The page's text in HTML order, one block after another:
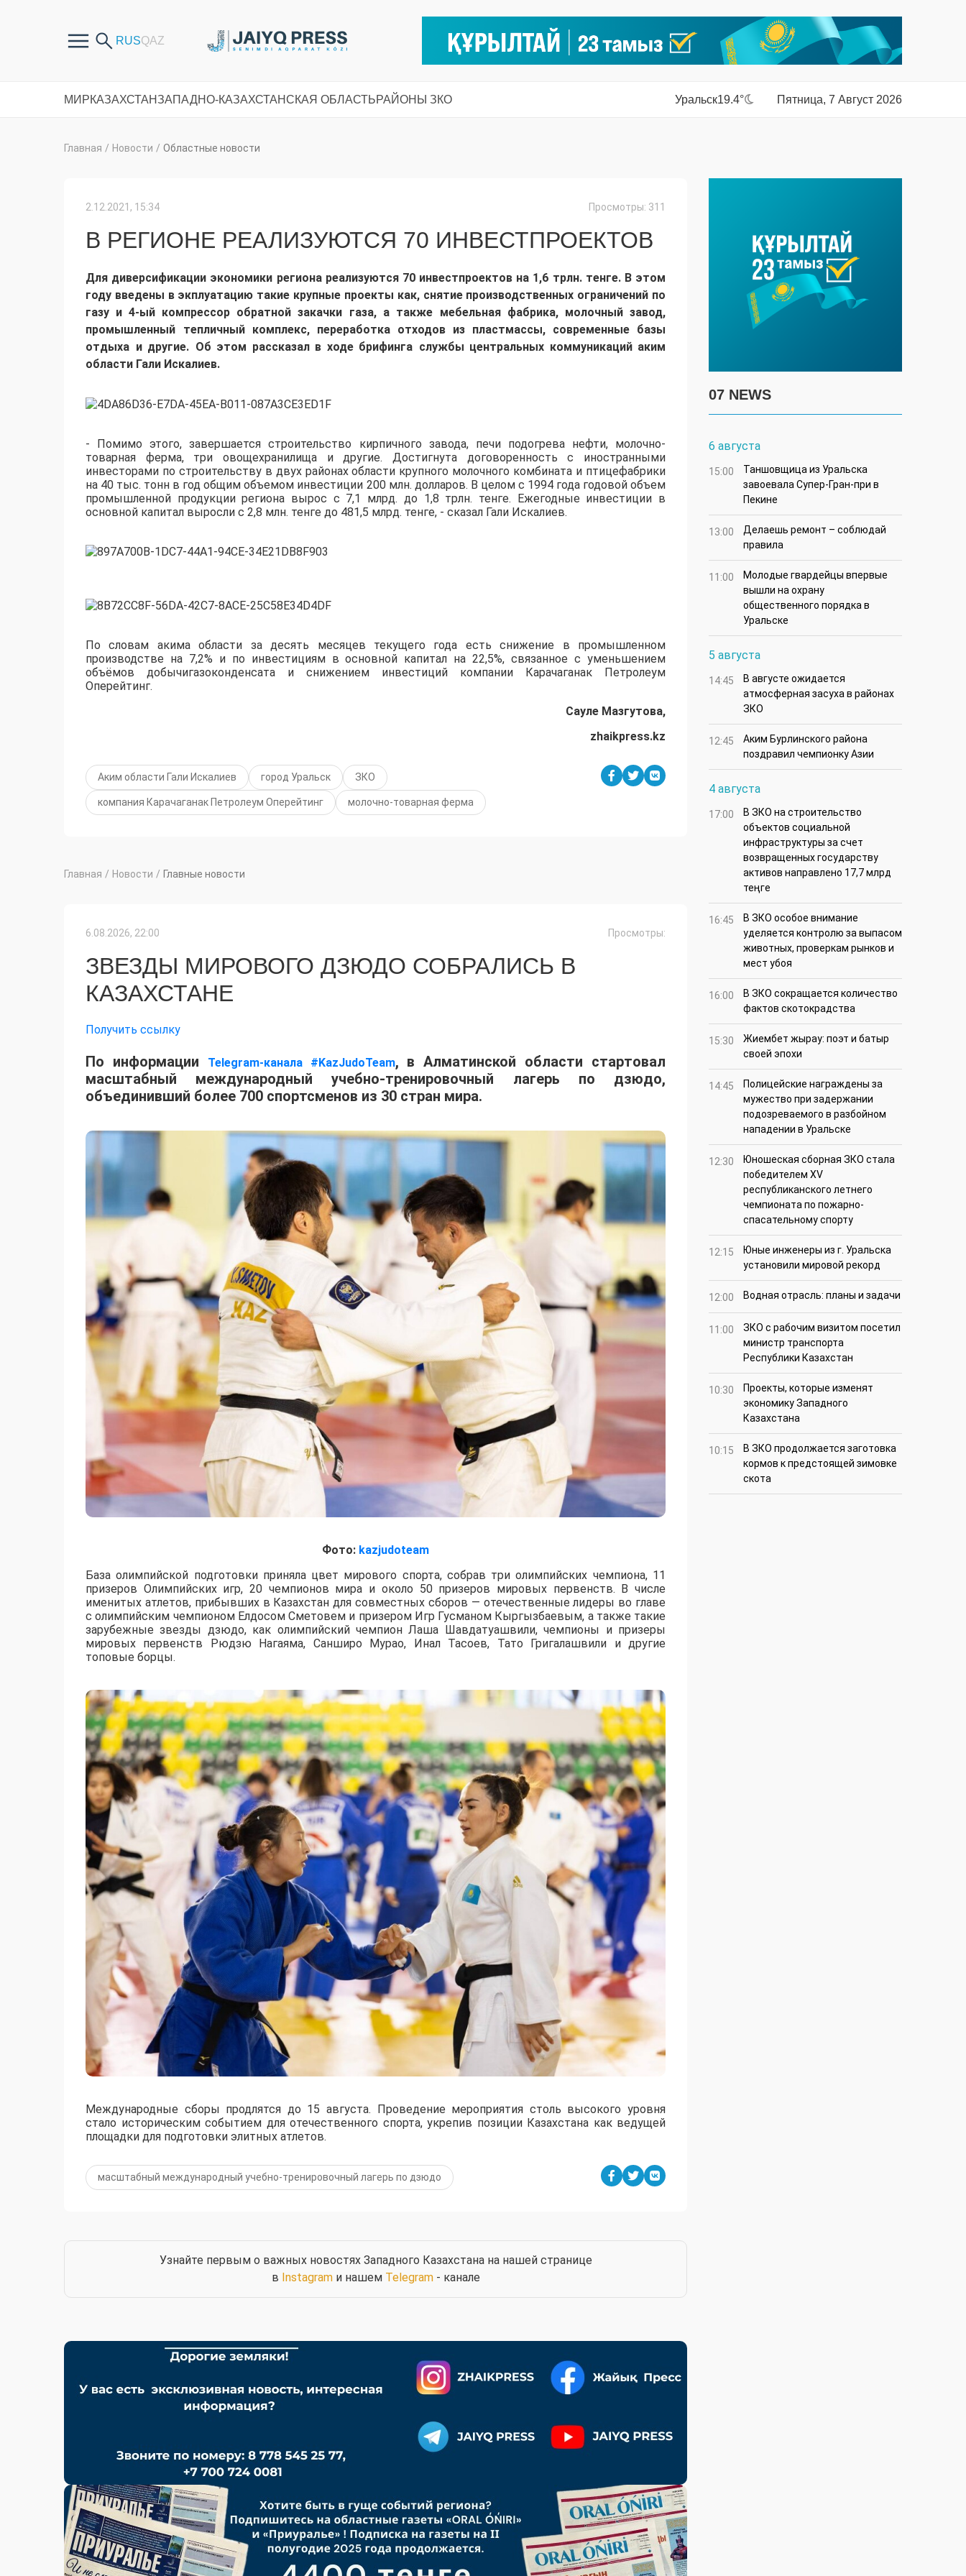
МИРКАЗАХСТАНЗАПАДНО-КАЗАХСТАНСКАЯ ОБЛАСТЬРАЙОНЫ ЗКО Уральск19.4° Пятница, 7 Август 2026
Главная / Новости / Областные новости
2.12.2021, 15:34 Просмотры: 311
В РЕГИОНЕ РЕАЛИЗУЮТСЯ 70 ИНВЕСТПРОЕКТОВ
Для диверсификации экономики региона реализуются 70 инвестпроектов на 1,6 трлн. тенге. В этом
году введены в экплуатацию такие крупные проекты как, снятие производственных ограничений по
газу и 4-ый компрессор обратной закачки газа, а также мебельная фабрика, молочный завод,
промышленный
тепличный комплекс, переработка отходов из пластмассы, современные базы
отдыха идругие. Об этом рассказал в ходе брифинга службы центральных коммуникаций аким
области Гали Искалиев.
- Помимо этого,завершается строительство кирпичного завода, печи подогрева нефти, молочно-
товарная ферма, три овощехранилища и другие.
Достигнута договоренность с иностранными
инвесторами по строительству в двух районахобласти крупного молочного комбината и птицефабрики
на 40 тыс. тонн в год общим объемом инвестиции 200 млн. долларов. В целом с 1994 года годовой объем
промышленной продукции региона вырос с 7,1 млрд. до 1,8 трлн. тенге. Ежегодные инвестиции в
основной капитал выросли с 2,8 млн. тенге до 481,5 млрд. тенге, - сказал Гали Искалиев.
По словам акимаобласти задесять месяцев текущего года есть снижение в промышленном
производстве на 7,2% и по инвестициям в основной капитал на 22,5%, связанное с уменьшением
объёмов добычигазоконденсата и снижением инвестиций компании Карачаганак Петролеум
Оперейтинг.
Сауле Мазгутова,
zhaikpress.kz
Аким области Гали Искалиев город Уральск ЗКО
компания Карачаганак Петролеум Оперейтинг молочно-товарная ферма
Главная / Новости / Главные новости
6.08.2026, 22:00 Просмотры:
ЗВЕЗДЫ МИРОВОГО ДЗЮДО СОБРАЛИСЬ В
КАЗАХСТАНЕ
Получить ссылку
По информации Telegram-канала #KazJudoTeam, в Алматинской области стартовал
масштабный международный учебно-тренировочный лагерь по дзюдо,
объединивший более 700 спортсменов из 30 стран мира.
Фото: kazjudoteam
База олимпийской подготовки приняла цвет мирового спорта, собрав три олимпийских чемпиона, 11
призеров Олимпийских игр, 20 чемпионов мира и около 50 призеров мировых первенств. В числе
именитых атлетов, прибывших в Казахстан для совместных сборов — отечественные лидеры во главе
с олимпийским чемпионом Елдосом Сметовем и призером Игр Гусманом Кыргызбаевым, а также такие
зарубежные звезды дзюдо, как олимпийский чемпион Лаша Шавдатуашвили, чемпионы и призеры
мировых первенств Рюдзю Нагаяма, Санширо Мурао, Инал Тасоев, Тато Григалашвили и другие
топовые борцы.
Международные сборы продлятся до 15 августа. Проведение мероприятия столь высокого уровня
стало историческим событием для отечественного спорта, укрепив позиции Казахстана как ведущей
площадки для подготовки элитных атлетов.
масштабный международный учебно-тренировочный лагерь по дзюдо
Узнайте первым о важных новостях Западного Казахстана на нашей странице
в Instagramи нашем Telegram- канале
07 NEWS
6 августа
15:00
Таншовщица из Уральска
завоевала Супер-Гран-при в
Пекине
13:00
Делаешь ремонт – соблюдай
правила
11:00
Молодые гвардейцы впервые
вышли на охрану
общественного порядка в
Уральске
5 августа
14:45
В августе ожидается
атмосферная засуха в районах
ЗКО
12:45
Аким Бурлинского района
поздравил чемпионку Азии
4 августа
17:00
В ЗКО на строительство
объектов социальной
инфраструктуры за счет
возвращенных государству
активов направлено 17,7 млрд
теңге
16:45
В ЗКО особое внимание
уделяется контролю за выпасом
животных, проверкам рынков и
мест убоя
16:00
В ЗКО сокращается количество
фактов скотокрадства
15:30
Жиембет жырау: поэт и батыр
своей эпохи
14:45
Полицейские награждены за
мужество при задержании
подозреваемого в разбойном
нападении в Уральске
12:30
Юношеская сборная ЗКО стала
победителем XV
республиканского летнего
чемпионата по пожарно-
спасательному спорту
12:15
Юные инженеры из г. Уральска
установили мировой рекорд
12:00 Водная отрасль: планы и задачи
11:00
ЗКО с рабочим визитом посетил
министр транспорта
Республики Казахстан
10:30
Проекты, которые изменят
экономику Западного
Казахстана
10:15
В ЗКО продолжается заготовка
кормов к предстоящей зимовке
скота